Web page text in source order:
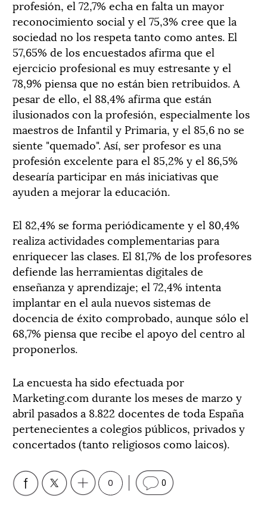
profesión, el 72,7% echa en falta un mayor
reconocimiento social y el 75,3% cree que la
sociedad no los respeta tanto como antes. El
57,65% de los encuestados afirma que el
ejercicio profesional es muy estresante y el
78,9% piensa que no están bien retribuidos. A
pesar de ello, el 88,4% afirma que están
ilusionados con la profesión, especialmente los
maestros de Infantil y Primaria, y el 85,6 no se
siente "quemado". Así, ser profesor es una
profesión excelente para el 85,2% y el 86,5%
desearía participar en más iniciativas que
ayuden a mejorar la educación.
El 82,4% se forma periódicamente y el 80,4%
realiza actividades complementarias para
enriquecer las clases. El 81,7% de los profesores
defiende las herramientas digitales de
enseñanza y aprendizaje; el 72,4% intenta
implantar en el aula nuevos sistemas de
docencia de éxito comprobado, aunque sólo el
68,7% piensa que recibe el apoyo del centro al
proponerlos.
La encuesta ha sido efectuada por
Marketing.com durante los meses de marzo y
abril pasados a 8.822 docentes de toda España
pertenecientes a colegios públicos, privados y
concertados (tanto religiosos como laicos).
0 0